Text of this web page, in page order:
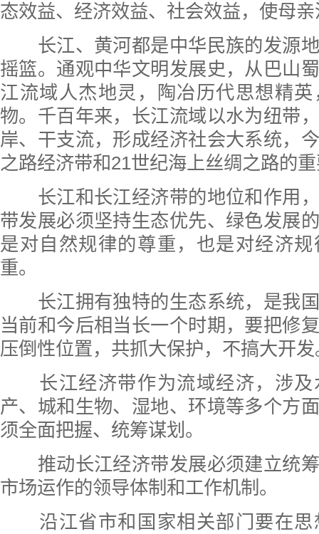
态效益、经济效益、社会效益，使母
长江、黄河都是中华民族的发源地
摇篮。通观中华文明发展史，从巴山
江流域人杰地灵，陶冶历代思想精
物。千百年来，长江流域以水为纽带
岸、干支流，形成经济社会大系统，
之路经济带和21世纪海上丝绸之路的
长江和长江经济带的地位和作用，
带发展必须坚持生态优先、绿色发展
是对自然规律的尊重，也是对经济
重。
长江拥有独特的生态系统，是我国
当前和今后相当长一个时期，要把修
压倒性位置，共抓大保护，不搞大开发
长江经济带作为流域经济，涉及
产、城和生物、湿地、环境等多个方
须全面把握、统筹谋划。
推动长江经济带发展必须建立统筹
市场运作的领导体制和工作机制。
沿江省市和国家相关部门要在思